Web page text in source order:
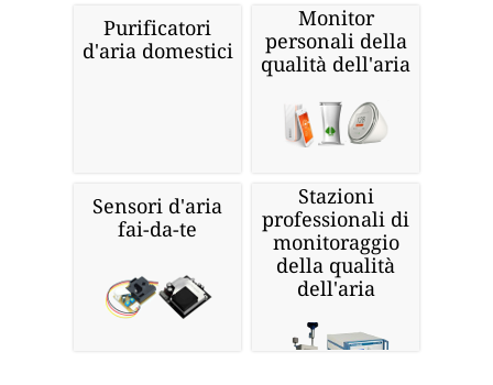
Purificatori
d'aria domestici
Monitor
personali della
qualità dell'aria
Sensori d'aria
fai-da-te
Stazioni
professionali di
monitoraggio
della qualità
dell'aria